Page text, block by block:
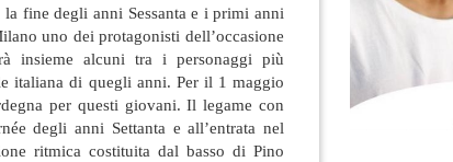
fine degli anni Sessanta e i primi anni
uno dei protagonisti dell’occasione
insieme alcuni tra i personaggi più
italiana di quegli anni. Per il 1 maggio
per questi giovani. Il legame con
degli anni Settanta e all’entrata nel
ritmica costituita dal basso di Pino